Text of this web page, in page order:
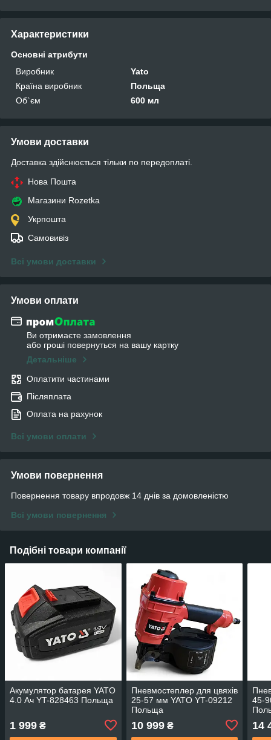
Характеристики
Основні атрибути
Виробник
Yato
Країна виробник
Польща
Об`єм
600 мл
Умови доставки
Доставка здійснюється тільки по передоплаті.
Нова Пошта
Магазини Rozetka
Укрпошта
Самовивіз
Всі умови доставки
Умови оплати
Ви отримаєте замовлення
або гроші повернуться на вашу картку
Детальніше
Оплатити частинами
Післяплата
Оплата на рахунок
Всі умови оплати
Умови повернення
Повернення товару впродовж 14 днів за домовленістю
Всі умови повернення
Подібні товари компанії
Акумулятор батарея YATO
4.0 Ач YT-828463 Польща
1 999 ₴
Пневмостеплер для цвяхів
25-57 мм YATO YT-09212
Польща
10 999₴
45-
14